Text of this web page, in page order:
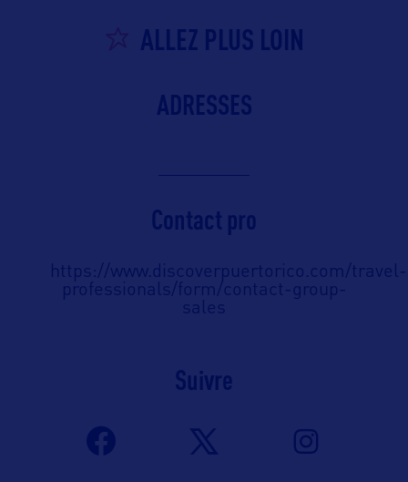
ALLEZ PLUS LOIN
ADRESSES
Contact pro
https://www.discoverpuertorico.com/travel-
professionals/form/contact-group-
sales
Suivre